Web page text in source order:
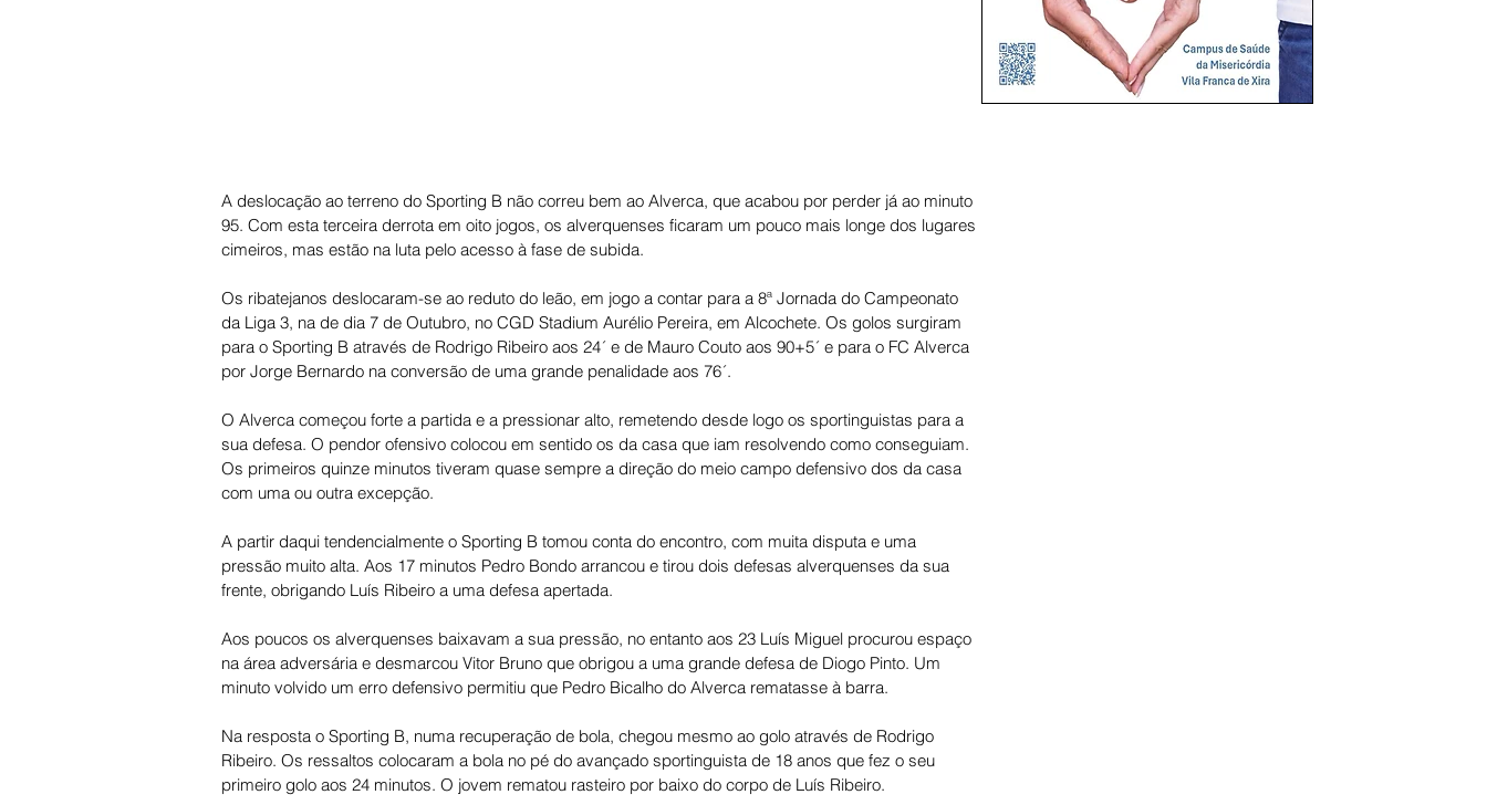
A deslocação ao terreno do Sporting B não correu bem ao Alverca, que acabou por perder já ao minuto
95. Com esta terceira derrota em oito jogos, os alverquenses ficaram um pouco mais longe dos lugares
cimeiros, mas estão na luta pelo acesso à fase de subida.
Os ribatejanos deslocaram-se ao reduto do leão, em jogo a contar para a 8ª Jornada do Campeonato
da Liga 3, na de dia 7 de Outubro, no CGD Stadium Aurélio Pereira, em Alcochete. Os golos surgiram
para o Sporting B através de Rodrigo Ribeiro aos 24´ e de Mauro Couto aos 90+5´ e para o FC Alverca
por Jorge Bernardo na conversão de uma grande penalidade aos 76´.
O Alverca começou forte a partida e a pressionar alto, remetendo desde logo os sportinguistas para a
sua defesa. O pendor ofensivo colocou em sentido os da casa que iam resolvendo como conseguiam.
Os primeiros quinze minutos tiveram quase sempre a direção do meio campo defensivo dos da casa
com uma ou outra excepção.
A partir daqui tendencialmente o Sporting B tomou conta do encontro, com muita disputa e uma
pressão muito alta. Aos 17 minutos Pedro Bondo arrancou e tirou dois defesas alverquenses da sua
frente, obrigando Luís Ribeiro a uma defesa apertada.
Aos poucos os alverquenses baixavam a sua pressão, no entanto aos 23 Luís Miguel procurou espaço
na área adversária e desmarcou Vitor Bruno que obrigou a uma grande defesa de Diogo Pinto. Um
minuto volvido um erro defensivo permitiu que Pedro Bicalho do Alverca rematasse à barra.
Na resposta o Sporting B, numa recuperação de bola, chegou mesmo ao golo através de Rodrigo
Ribeiro. Os ressaltos colocaram a bola no pé do avançado sportinguista de 18 anos que fez o seu
primeiro golo aos 24 minutos. O jovem rematou rasteiro por baixo do corpo de Luís Ribeiro.